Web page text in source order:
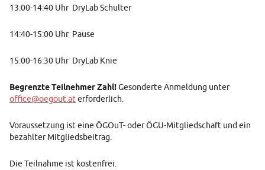
13:00-14:40 Uhr DryLab Schulter
14:40-15:00 Uhr Pause
15:00-16:30 Uhr DryLab Knie
Begrenzte Teilnehmer Zahl!Gesonderte Anmeldung unter
office@oegout.aterforderlich.
Voraussetzung ist eine ÖGOuT- oder ÖGU-Mitgliedschaft und ein
bezahlter Mitgliedsbeitrag.
Die Teilnahme ist kostenfrei.